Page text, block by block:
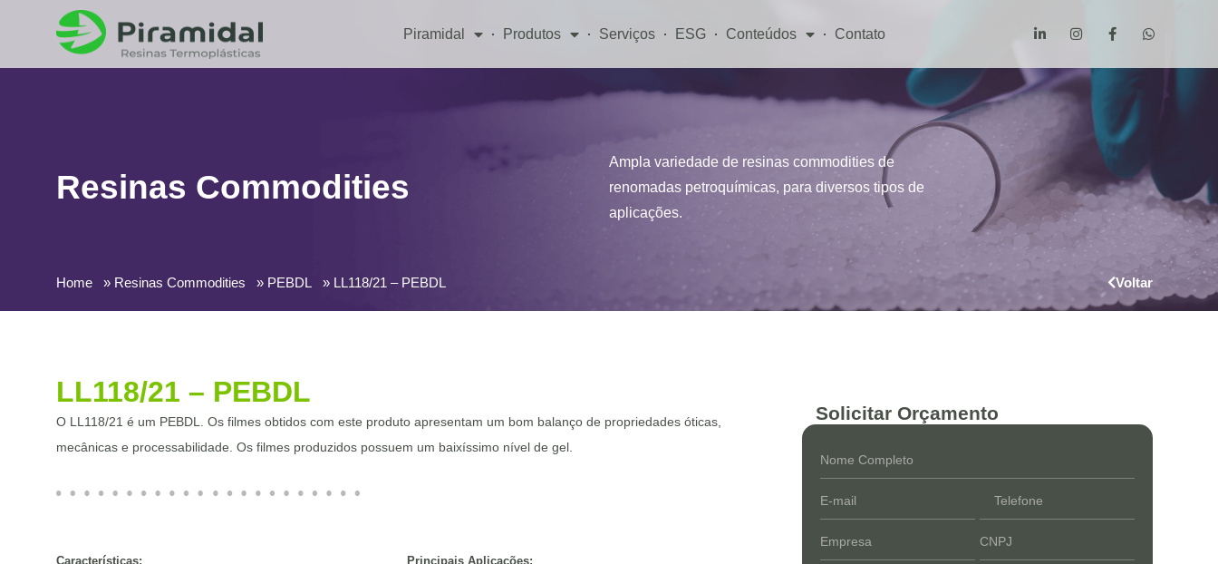
Piramidal Produtos Serviços ESG Conteúdos Contato
Resinas Commodities
Ampla variedade de resinas commodities de
renomadas petroquímicas, para diversos tipos de
aplicações.
Home Resinas Commodities PEBDL LL118/21 – PEBDL Voltar
LL118/21 – PEBDL
O LL118/21 é um PEBDL. Os filmes obtidos com este produto apresentam um bom balanço de propriedades óticas,
mecânicas e processabilidade. Os filmes produzidos possuem um baixíssimo nível de gel.
Características:
Principais Aplicações:
Solicitar Orçamento